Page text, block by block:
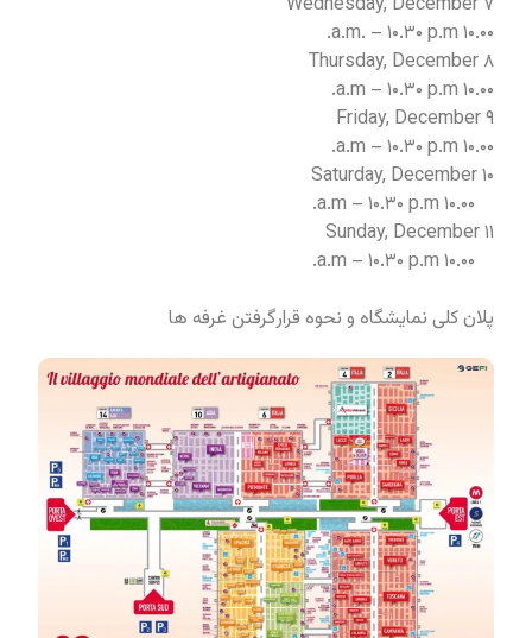
۱۰.۰۰ a.m. – ۱۰.۳۰ p.m.
Thursday, December ۸
۱۰.۰۰ a.m – ۱۰.۳۰ p.m.
Friday, December ۹
۱۰.۰۰ a.m – ۱۰.۳۰ p.m.
Saturday, December ۱۰
Sunday, December ۱۱
پلان کلی نمایشگاه و نحوه قرارگرفتن غرفه ها